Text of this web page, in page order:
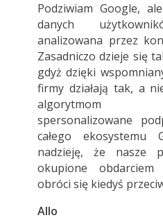
Podziwiam Google,
danych
analizowana przez
Zasadniczo dzieje się
gdyż dzięki
firmy działają tak, a
algorytmom
spersonalizowane
całego ekosystemu
nadzieję, że nasze
okupione
obróci się kiedyś
Allo